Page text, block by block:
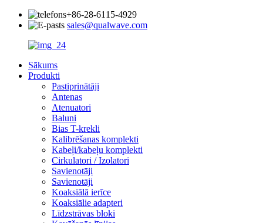
+86-28-6115-4929
sales@qualwave.com
Sākums
Produkti
Pastiprinātāji
Antenas
Atenuatori
Baluni
Bias T-krekli
Kalibrēšanas komplekti
Kabeļi/kabeļu komplekti
Cirkulatori / Izolatori
Savienotāji
Savienotāji
Koaksiālā ierīce
Koaksiālie adapteri
Līdzstrāvas bloki